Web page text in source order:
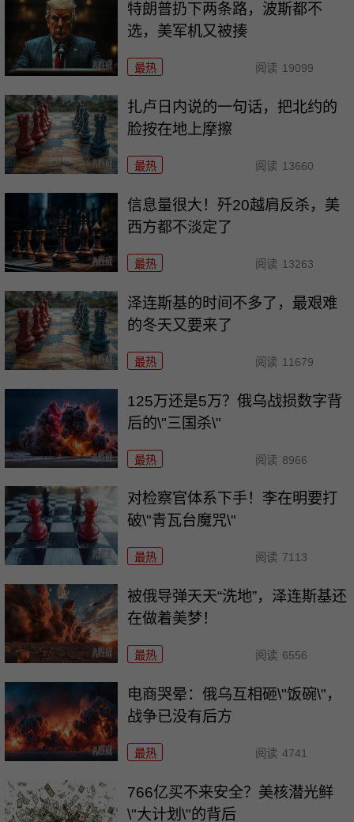
特朗普扔下两条路，波斯都不
选，美军机又被揍
最热 阅读 19099
扎卢日内说的一句话，把北约的
脸按在地上摩擦
最热 阅读 13660
信息量很大！歼20越肩反杀，美
西方都不淡定了
最热 阅读 13263
泽连斯基的时间不多了，最艰难
的冬天又要来了
最热 阅读 11679
125万还是5万？俄乌战损数字背
后的\"三国杀\"
最热 阅读 8966
对检察官体系下手！李在明要打
破\"青瓦台魔咒\"
最热 阅读 7113
被俄导弹天天“洗地”，泽连斯基还
在做着美梦！
最热 阅读 6556
电商哭晕：俄乌互相砸\"饭碗\"，
战争已没有后方
最热 阅读 4741
766亿买不来安全？美核潜光鲜
\"大计划\"的背后